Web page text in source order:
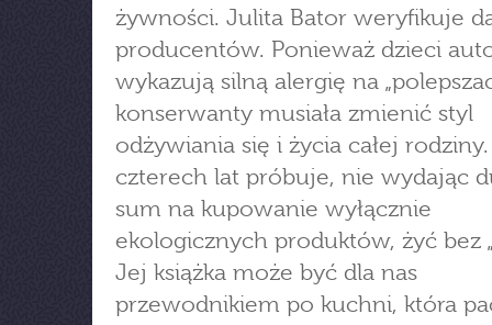
żywności. Julita Bator weryfikuje
producentów. Ponieważ dzieci
wykazują silną alergię na
konserwanty musiała zmienić styl
odżywiania się i życia całej
czterech lat próbuje, nie wydając
sum na kupowanie wyłącznie
ekologicznych produktów, żyć bez
Jej książka może być dla nas
przewodnikiem po kuchni, która